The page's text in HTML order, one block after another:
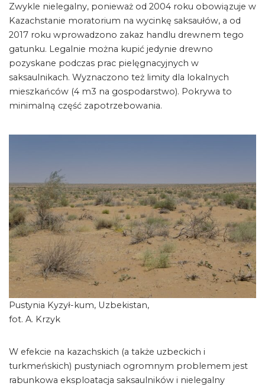
Zwykle nielegalny, ponieważ od 2004 roku obowiązuje w
Kazachstanie moratorium na wycinkę saksaułów, a od
2017 roku wprowadzono zakaz handlu drewnem tego
gatunku. Legalnie można kupić jedynie drewno
pozyskane podczas prac pielęgnacyjnych w
saksaulnikach. Wyznaczono też limity dla lokalnych
mieszkańców (4 m3 na gospodarstwo). Pokrywa to
minimalną część zapotrzebowania.
Pustynia Kyzył-kum, Uzbekistan,
fot. A. Krzyk
W efekcie na kazachskich (a także uzbeckich i
turkmeńskich) pustyniach ogromnym problemem jest
rabunkowa eksploatacja saksaulników i nielegalny